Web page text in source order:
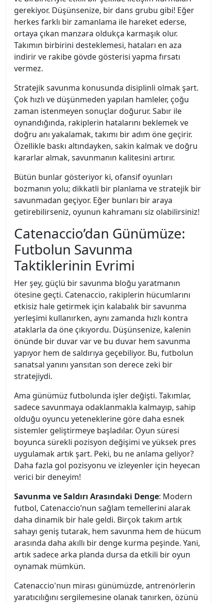
gerekiyor. Düşünsenize, bir dans grubu gibi! Eğer
herkes farklı bir zamanlama ile hareket ederse,
ortaya çıkan manzara oldukça karmaşık olur.
Takımın birbirini desteklemesi, hataları en aza
indirir ve rakibe gövde gösterisi yapma fırsatı
vermez.
Stratejik savunma konusunda disiplinli olmak şart.
Çok hızlı ve düşünmeden yapılan hamleler, çoğu
zaman istenmeyen sonuçlar doğurur. Sabır ile
oynandığında, rakiplerin hatalarını beklemek ve
doğru anı yakalamak, takımı bir adım öne geçirir.
Özellikle baskı altındayken, sakin kalmak ve doğru
kararlar almak, savunmanın kalitesini artırır.
Bütün bunlar gösteriyor ki, ofansif oyunları
bozmanın yolu; dikkatli bir planlama ve stratejik bir
savunmadan geçiyor. Eğer bunları bir araya
getirebilirseniz, oyunun kahramanı siz olabilirsiniz!
Catenaccio’dan Günümüze:
Futbolun Savunma
Taktiklerinin Evrimi
Her şey, güçlü bir savunma bloğu yaratmanın
ötesine geçti. Catenaccio, rakiplerin hücumlarını
etkisiz hale getirmek için kalabalık bir savunma
yerleşimi kullanırken, aynı zamanda hızlı kontra
ataklarla da öne çıkıyordu. Düşünsenize, kalenin
önünde bir duvar var ve bu duvar hem savunma
yapıyor hem de saldırıya geçebiliyor. Bu, futbolun
sanatsal yanını yansıtan son derece zeki bir
stratejiydi.
Ama günümüz futbolunda işler değişti. Takımlar,
sadece savunmaya odaklanmakla kalmayıp, sahip
olduğu oyuncu yeteneklerine göre daha esnek
sistemler geliştirmeye başladılar. Oyun süresi
boyunca sürekli pozisyon değişimi ve yüksek pres
uygulamak artık şart. Peki, bu ne anlama geliyor?
Daha fazla gol pozisyonu ve izleyenler için heyecan
verici bir deneyim!
Savunma ve Saldırı Arasındaki Denge: Modern
futbol, Catenaccio’nun sağlam temellerini alarak
daha dinamik bir hale geldi. Birçok takım artık
sahayı geniş tutarak, hem savunma hem de hücum
arasında daha akıllı bir denge kurma peşinde. Yani,
artık sadece arka planda dursa da etkili bir oyun
oynamak mümkün.
Catenaccio'nun mirası günümüzde, antrenörlerin
yaratıcılığını sergilemesine olanak tanırken, özünü